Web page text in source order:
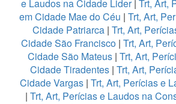
e Laudos na Cidade Lider| Trt, Art,
em Cidade Mae do Céu | Trt, Art,
Cidade Patriarca | Trt, Art,
Cidade São Francisco | Trt, Art,
Cidade São Mateus| Trt, Art,
Cidade Tiradentes | Trt, Art,
Cidade Vargas | Trt, Art, Perícias e
| Trt, Art, Perícias e Laudos na